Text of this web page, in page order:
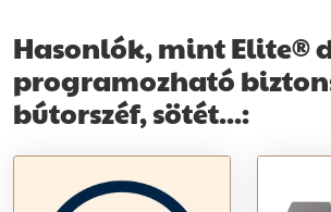
Hasonlók, mint Elite®
programozható
bútorszéf, sötét...: